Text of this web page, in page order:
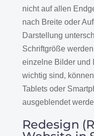
nicht auf allen
nach Breite oder
Darstellung
Schriftgröße
einzelne Bilder und
wichtig sind,
Tablets oder
ausgeblendet
Redesign